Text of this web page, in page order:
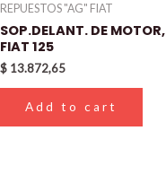
REPUESTOS "AG" FIAT
SOP.DELANT. DE MOTOR,
FIAT 125
$ 13.872,65
Add to cart